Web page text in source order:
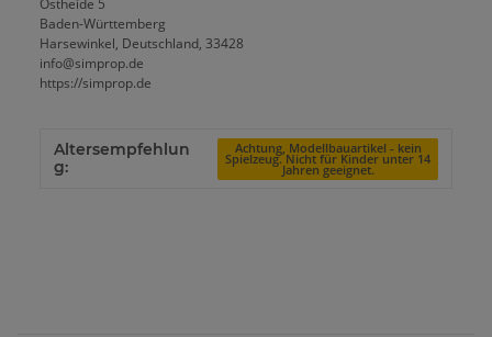
Ostheide 5
Baden-Württemberg
Harsewinkel, Deutschland, 33428
info@simprop.de
https://simprop.de
Altersempfehlun
g:
Achtung, Modellbauartikel - kein
Spielzeug. Nicht für Kinder unter 14
Jahren geeignet.